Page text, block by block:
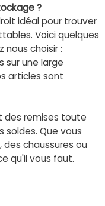
?
idéal pour trouver
Voici quelques
nous choisir :
sur une large
articles sont
des remises toute
soldes. Que vous
chaussures ou
qu'il vous faut.